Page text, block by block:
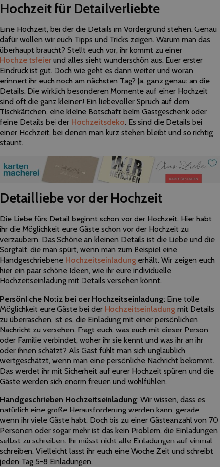
Hochzeit für Detailverliebte
Eine Hochzeit, bei der die Details im Vordergrund stehen. Genau
dafür wollen wir euch Tipps und Tricks zeigen. Warum man das
überhaupt braucht? Stellt euch vor, ihr kommt zu einer
Hochzeitsfeier und alles sieht wunderschön aus. Euer erster
Eindruck ist gut. Doch wie geht es dann weiter und woran
erinnert ihr euch noch am nächsten Tag? Ja, ganz genau: an die
Details. Die wirklich besonderen Momente auf einer Hochzeit
sind oft die ganz kleinen! Ein liebevoller Spruch auf dem
Tischkärtchen, eine kleine Botschaft beim Gastgeschenk oder
feine Details bei der Hochzeitsdeko. Es sind die Details bei
einer Hochzeit, bei denen man kurz stehen bleibt und so richtig
staunt.
Detailliebe vor der Hochzeit
Die Liebe fürs Detail beginnt schon vor der Hochzeit. Hier habt
ihr die Möglichkeit eure Gäste schon vor der Hochzeit zu
verzaubern. Das Schöne an kleinen Details ist die Liebe und die
Sorgfalt, die man spürt, wenn man zum Beispiel eine
Handgeschriebene Hochzeitseinladung erhält. Wir zeigen euch
hier ein paar schöne Ideen, wie ihr eure individuelle
Hochzeitseinladung mit Details versehen könnt.
Persönliche Notiz bei der Hochzeitseinladung: Eine tolle
Möglichkeit eure Gäste bei der Hochzeitseinladung mit Details
zu überraschen, ist es, die Einladung mit einer persönlichen
Nachricht zu versehen. Fragt euch, was euch mit dieser Person
oder Familie verbindet, woher ihr sie kennt und was ihr an ihr
oder ihnen schätzt? Als Gast fühlt man sich unglaublich
wertgeschätzt, wenn man eine persönliche Nachricht bekommt.
Das werdet ihr mit Sicherheit auf eurer Hochzeit spüren und die
Gäste werden sich enorm freuen und wohlfühlen.
Handgeschrieben Hochzeitseinladung: Wir wissen, dass es
natürlich eine große Herausforderung werden kann, gerade
wenn ihr viele Gäste habt. Doch bis zu einer Gästeanzahl von 70
Personen oder sogar mehr ist das kein Problem, die Einladungen
selbst zu schreiben. Ihr müsst nicht alle Einladungen auf einmal
schreiben. Vielleicht lasst ihr euch eine Woche Zeit und schreibt
jeden Tag 5-8 Einladungen.